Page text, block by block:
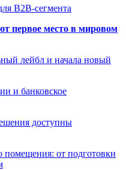
B2B-сегмента
первое место в мировом
лейбл и начала новый
и банковское
доступны
помещения: от подготовки